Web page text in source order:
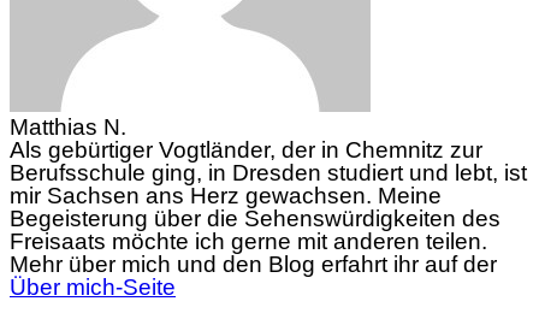
Matthias N.
Als gebürtiger Vogtländer, der in Chemnitz zur
Berufsschule ging, in Dresden studiert und lebt, ist
mir Sachsen ans Herz gewachsen. Meine
Begeisterung über die Sehenswürdigkeiten des
Freisaats möchte ich gerne mit anderen teilen.
Mehr über mich und den Blog erfahrt ihr auf der
Über mich-Seite